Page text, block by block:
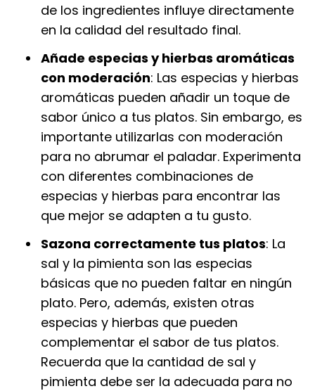
de los ingredientes influye directamente
en la calidad del resultado final.
Añade especias y hierbas aromáticas
con moderación: Las especias y hierbas
aromáticas pueden añadir un toque de
sabor único a tus platos. Sin embargo, es
importante utilizarlas con moderación
para no abrumar el paladar. Experimenta
con diferentes combinaciones de
especias y hierbas para encontrar las
que mejor se adapten a tu gusto.
Sazona correctamente tus platos: La
sal y la pimienta son las especias
básicas que no pueden faltar en ningún
plato. Pero, además, existen otras
especias y hierbas que pueden
complementar el sabor de tus platos.
Recuerda que la cantidad de sal y
pimienta debe ser la adecuada para no